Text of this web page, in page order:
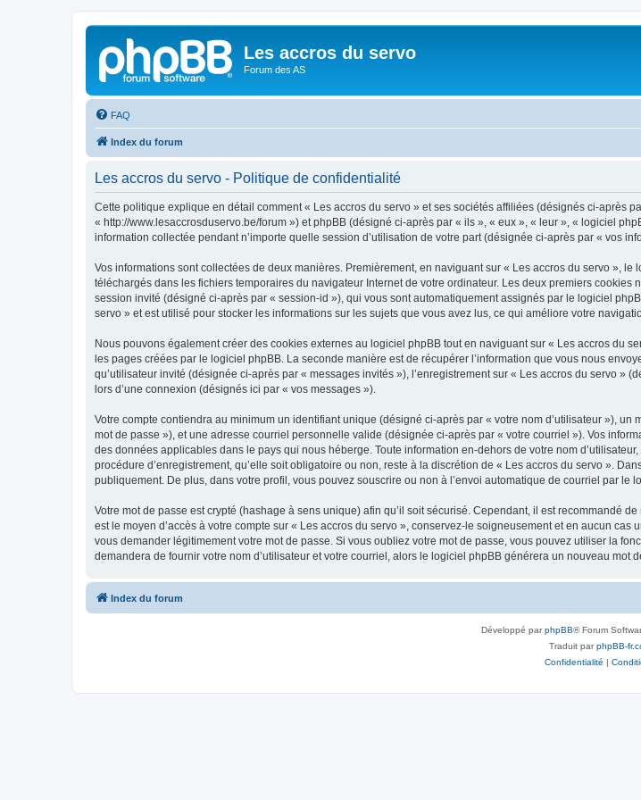
Les accros du servo
Forum des AS
FAQ
Index du forum
Les accros du servo - Politique de confidentialité
Cette politique explique en détail comment « Les accros du servo » et ses sociétés affiliées (désignés ci-après
« http://www.lesaccrosduservo.be/forum ») et phpBB (désigné ci-après par « ils », « eux », « leur », « logiciel
information collectée pendant n’importe quelle session d’utilisation de votre part (désignée ci-après par « vos
Vos informations sont collectées de deux manières. Premièrement, en naviguant sur « Les accros du servo »,
téléchargés dans les fichiers temporaires du navigateur Internet de votre ordinateur. Les deux premiers
session invité (désigné ci-après par « session-id »), qui vous sont automatiquement assignés par le logiciel
servo » et est utilisé pour stocker les informations sur les sujets que vous avez lus, ce qui améliore votre
Nous pouvons également créer des cookies externes au logiciel phpBB tout en naviguant sur « Les accros du
les pages créées par le logiciel phpBB. La seconde manière est de récupérer l’information que vous nous
qu’utilisateur invité (désignée ci-après par « messages invités »), l’enregistrement sur « Les accros du servo »
lors d’une connexion (désignés ici par « vos messages »).
Votre compte contiendra au minimum un identifiant unique (désigné ci-après par « votre nom d’utilisateur »),
mot de passe »), et une adresse courriel personnelle valide (désignée ci-après par « votre courriel »). Vos
des données applicables dans le pays qui nous héberge. Toute information en-dehors de votre nom
procédure d’enregistrement, qu’elle soit obligatoire ou non, reste à la discrétion de « Les accros du servo ».
publiquement. De plus, dans votre profil, vous pouvez souscrire ou non à l’envoi automatique de courriel par le
Votre mot de passe est crypté (hashage à sens unique) afin qu’il soit sécurisé. Cependant, il est recommandé
est le moyen d’accès à votre compte sur « Les accros du servo », conservez-le soigneusement et en aucun
vous demander légitimement votre mot de passe. Si vous oubliez votre mot de passe, vous pouvez utiliser la
demandera de fournir votre nom d’utilisateur et votre courriel, alors le logiciel phpBB générera un nouveau mot
Index du forum
Développé parphpBB® Forum
Traduit parphpBB-
Confidentialité |